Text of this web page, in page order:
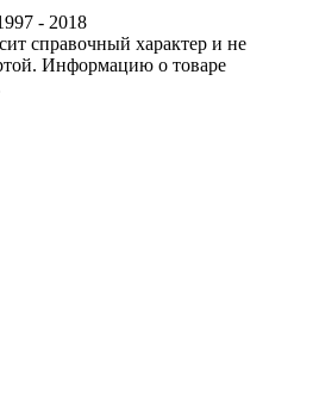
- 2018
справочный характер и не
Информацию о товаре